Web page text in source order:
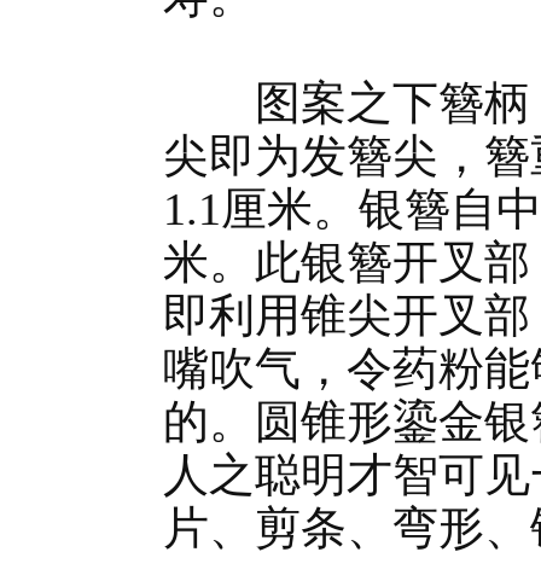
图案之下簪柄
尖即为发簪尖，
1.1厘米。银簪自
米。此银簪开叉
即利用锥尖开叉
嘴吹气，令药粉
的。圆锥形鎏金
人之聪明才智可
片、剪条、弯形